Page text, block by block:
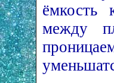
ёмкость
между